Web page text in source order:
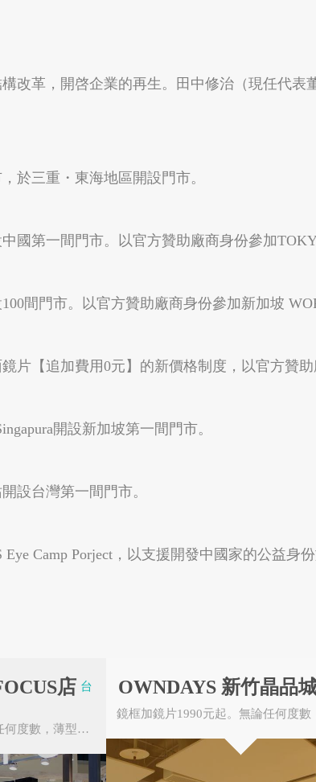
台東縣東河鄉 台東縣
大鼎餐飲事業群 高雄捷
改革，開啓企業的再生。田中修治（現任代
於三重・東海地區開設門市。
國第一間門市。以官方贊助廠商身份參加
間門市。以官方贊助廠商身份參加新加坡
片【追加費用0元】的新價格制度，以官方贊
開設新加坡第一間門市。
設台灣第一間門市。
Eye Camp Porject，以支援開發中國家的公益身
店 台
鏡框加鏡片1990元起。無論任何度數，薄型非球面鏡片無需任何追加費用。OWNDAYS的眼鏡皆由本公...
OWNDAYS 新竹晶品